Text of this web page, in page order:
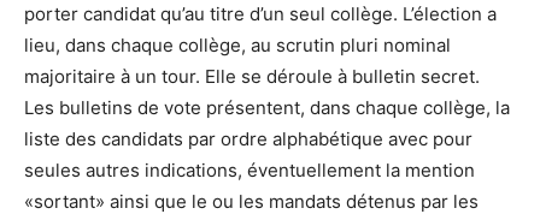
porter candidat qu’au titre d’un seul collège. L’élection a
lieu, dans chaque collège, au scrutin pluri nominal
majoritaire à un tour. Elle se déroule à bulletin secret.
Les bulletins de vote présentent, dans chaque collège, la
liste des candidats par ordre alphabétique avec pour
seules autres indications, éventuellement la mention
«sortant» ainsi que le ou les mandats détenus par les